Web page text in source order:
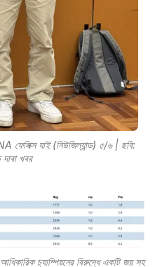
ফেলিক্স যাই (নিউজিল্যান্ড) ৫/৬ | ছবি:
দাবা খবর
চ্যাম্পিয়নের বিরুদ্ধে একটি জয় সহ